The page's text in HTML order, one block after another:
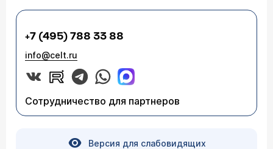
+7 (495) 788 33 88
info@celt.ru
Сотрудничество для партнеров
Версия для слабовидящих